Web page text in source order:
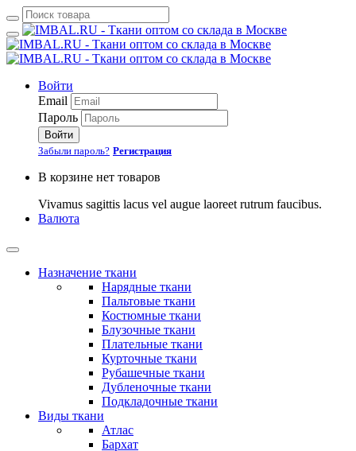
Войти
Email
Пароль
Войти
Забыли пароль? Регистрация
В корзине нет товаров
Vivamus sagittis lacus vel augue laoreet rutrum faucibus.
Валюта
Назначение ткани
Нарядные ткани
Пальтовые ткани
Костюмные ткани
Блузочные ткани
Плательные ткани
Курточные ткани
Рубашечные ткани
Дубленочные ткани
Подкладочные ткани
Виды ткани
Атлас
Бархат